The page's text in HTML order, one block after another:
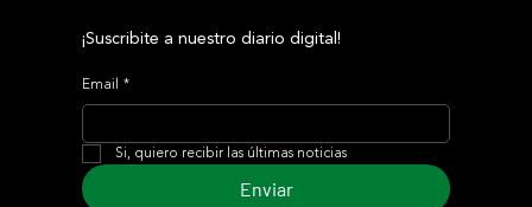
¡Suscribite a nuestro diario digital!
Email *
Si, quiero recibir las últimas noticias
Enviar